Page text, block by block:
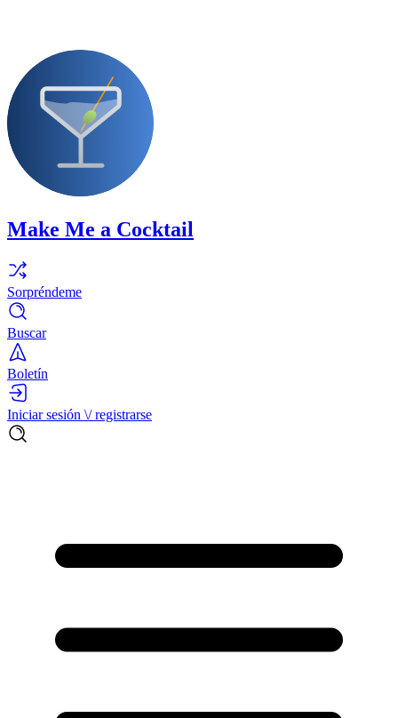
Make Me a Cocktail
Sorpréndeme
Buscar
Boletín
Iniciar sesión \/ registrarse